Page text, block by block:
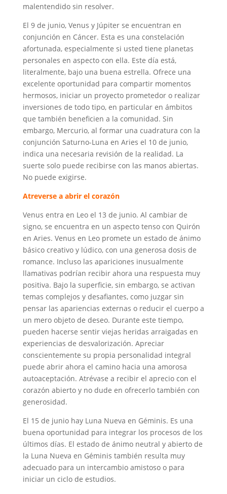
malentendido sin resolver.
El 9 de junio, Venus y Júpiter se encuentran en
conjunción en Cáncer. Esta es una constelación
afortunada, especialmente si usted tiene planetas
personales en aspecto con ella. Este día está,
literalmente, bajo una buena estrella. Ofrece una
excelente oportunidad para compartir momentos
hermosos, iniciar un proyecto prometedor o realizar
inversiones de todo tipo, en particular en ámbitos
que también beneficien a la comunidad. Sin
embargo, Mercurio, al formar una cuadratura con la
conjunción Saturno-Luna en Aries el 10 de junio,
indica una necesaria revisión de la realidad. La
suerte solo puede recibirse con las manos abiertas.
No puede exigirse.
Atreverse a abrir el corazón
Venus entra en Leo el 13 de junio. Al cambiar de
signo, se encuentra en un aspecto tenso con Quirón
en Aries. Venus en Leo promete un estado de ánimo
básico creativo y lúdico, con una generosa dosis de
romance. Incluso las apariciones inusualmente
llamativas podrían recibir ahora una respuesta muy
positiva. Bajo la superficie, sin embargo, se activan
temas complejos y desafiantes, como juzgar sin
pensar las apariencias externas o reducir el cuerpo a
un mero objeto de deseo. Durante este tiempo,
pueden hacerse sentir viejas heridas arraigadas en
experiencias de desvalorización. Apreciar
conscientemente su propia personalidad integral
puede abrir ahora el camino hacia una amorosa
autoaceptación. Atrévase a recibir el aprecio con el
corazón abierto y no dude en ofrecerlo también con
generosidad.
El 15 de junio hay Luna Nueva en Géminis. Es una
buena oportunidad para integrar los procesos de los
últimos días. El estado de ánimo neutral y abierto de
la Luna Nueva en Géminis también resulta muy
adecuado para un intercambio amistoso o para
iniciar un ciclo de estudios.